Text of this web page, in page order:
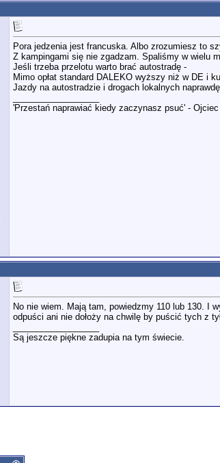
Pora jedzenia jest francuska. Albo zrozumiesz to
Z kampingami się nie zgadzam. Spaliśmy w wielu
Jeśli trzeba przelotu warto brać autostradę -
Mimo opłat standard DALEKO wyższy niż w DE i
Jazdy na autostradzie i drogach lokalnych
'Przestań naprawiać kiedy zaczynasz psuć' -
No nie wiem. Mają tam, powiedzmy 110 lub 130. I
odpuści ani nie dołoży na chwilę by puścić tych z
Są jeszcze piękne zadupia na tym świecie.